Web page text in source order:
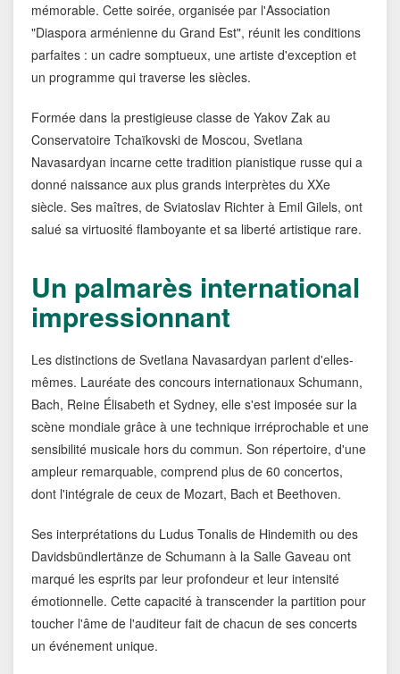
mémorable. Cette soirée, organisée par l'Association
"Diaspora arménienne du Grand Est", réunit les conditions
parfaites : un cadre somptueux, une artiste d'exception et
un programme qui traverse les siècles.
Formée dans la prestigieuse classe de Yakov Zak au
Conservatoire Tchaïkovski de Moscou, Svetlana
Navasardyan incarne cette tradition pianistique russe qui a
donné naissance aux plus grands interprètes du XXe
siècle. Ses maîtres, de Sviatoslav Richter à Emil Gilels, ont
salué sa virtuosité flamboyante et sa liberté artistique rare.
Un palmarès international
impressionnant
Les distinctions de Svetlana Navasardyan parlent d'elles-
mêmes. Lauréate des concours internationaux Schumann,
Bach, Reine Élisabeth et Sydney, elle s'est imposée sur la
scène mondiale grâce à une technique irréprochable et une
sensibilité musicale hors du commun. Son répertoire, d'une
ampleur remarquable, comprend plus de 60 concertos,
dont l'intégrale de ceux de Mozart, Bach et Beethoven.
Ses interprétations du Ludus Tonalis de Hindemith ou des
Davidsbündlertänze de Schumann à la Salle Gaveau ont
marqué les esprits par leur profondeur et leur intensité
émotionnelle. Cette capacité à transcender la partition pour
toucher l'âme de l'auditeur fait de chacun de ses concerts
un événement unique.